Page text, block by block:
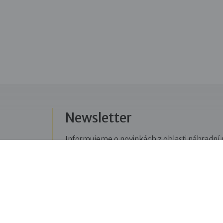
Newsletter
Informujeme o novinkách z oblasti náhradní